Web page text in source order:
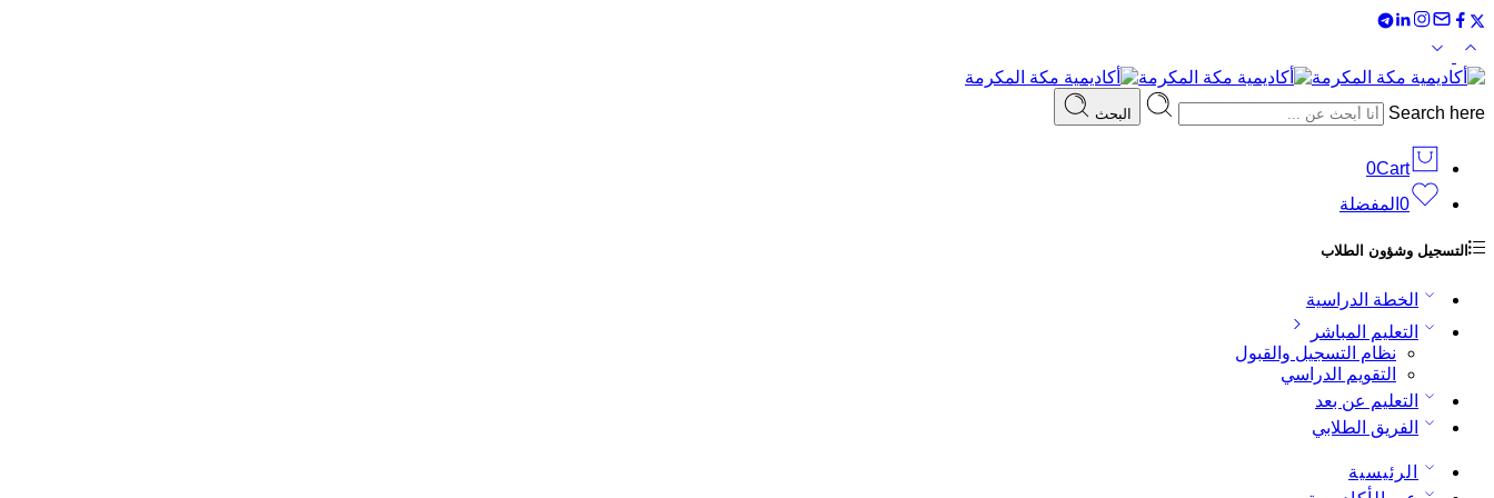
Search here البحث
0Cart
0 المفضلة
التسجيل وشؤون الطلاب
الخطة الدراسية
التعليم المباشر
نظام التسجيل والقبول
التقويم الدراسي
التعليم عن بعد
الفريق الطلابي
الرئيسية